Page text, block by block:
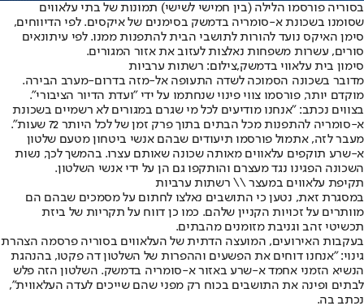
בסוריה פורסמו הלילה (בין חמישי לשישי) תמונות של בתי עלאווים
שסומנו בשכונת א-סומריה בדמשק בסימנים של איקסים. לפי הדיווחים,
סימן האיקס נועד להורות לתושבי הבית להתפנות ממנו. לפי עיתונאים
סורים, עשרות משפחות נאלצות לעזוב את אזור המגורים.
סימון בית עלאווי בדמשק,צילום: רשתות ערביות
מדובר בשכונה הסמוכה לשדה התעופה אל-מזה בדרום-מערב הבירה.
מוקדם יותר, פורסמו צווי פינוי שנחתמו על ידי "ועדת הדיור הציבורי".
בצווים נכתב: "אנחנו מודיעים לכל מי שגרם במגורים לא רשמיים בשכונת
א-סומריה להתפנות מכל הבתים בתוך פרק זמן של לכל היותר 72 שעות".
מעבר לזה, אתמול פורסמו תיעודים שבהם אנשי ביטחון מטעם שלטון
א-שרע תוקפים עלאווים מאותה שכונה שאותם עצרו. בהמשך לכך, נשות
השכונה הפגינו נגד מעצרם והותקפו גם הן על ידי אנשי השלטון.
תקיפת עלאווים במעצר \\ רשתות ערביות
במסגרת זאת, נטען כי התושבים נאלצו לחתום על מסמכים שבהם הם
מוותרים על זכויות הקניין שלהם. כמו כן דווח על תקריות של ביזת
תכשיטי זהב וגניבת מזומנים מהבתים.
בעקבות האירועים, המועצה הדתית של העלאווים בסוריה פרסמה הצהרת
גינוי: "אנחנו דוחים את הפשעים וההפרות של השלטון דה פקטו, בהנהגת
הנשיא הזמני אחמד א-שרע באזור א-סומריה בדמשק. השלטון הזה פלש
לבתים ופינה את התושבים בכוח רק מפני שהם שייכים לעדה העלאווית",
נכתב בה.